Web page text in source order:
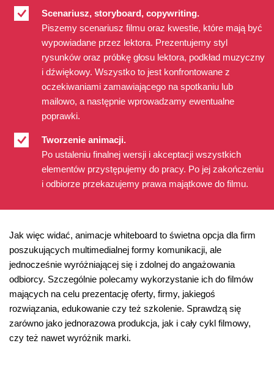
Scenariusz, storyboard, copywriting.
Piszemy scenariusz filmu oraz kwestie, które mają być
wypowiadane przez lektora. Prezentujemy styl
rysunków oraz próbkę głosu lektora, podkład muzyczny
i dźwiękowy. Wszystko to jest konfrontowane z
oczekiwaniami zamawiającego na spotkaniu lub
mailowo, a następnie wprowadzamy ewentualne
poprawki.
Tworzenie animacji.
Po ustaleniu finalnej wersji i akceptacji wszystkich
elementów przystępujemy do pracy. Po jej zakończeniu
i odbiorze przekazujemy prawa majątkowe do filmu.
Jak więc widać, animacje whiteboard to świetna opcja dla firm
poszukujących multimedialnej formy komunikacji, ale
jednocześnie wyróżniającej się i zdolnej do angażowania
odbiorcy. Szczególnie polecamy wykorzystanie ich do filmów
mających na celu prezentację oferty, firmy, jakiegoś
rozwiązania, edukowanie czy też szkolenie. Sprawdzą się
zarówno jako jednorazowa produkcja, jak i cały cykl filmowy,
czy też nawet wyróżnik marki.